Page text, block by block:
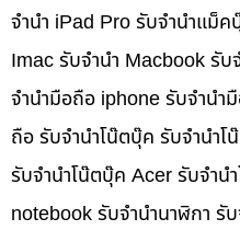
จำนำ iPad Pro รับจำนำแม็ค
Imac รับจำนำ Macbook รับ
จำนำมือถือ iphone รับจำนำ
ถือ รับจำนำโน๊ตบุ๊ค รับจำนำ
รับจำนำโน๊ตบุ๊ค Acer รับจำน
notebook รับจำนำนาฬิกา รั